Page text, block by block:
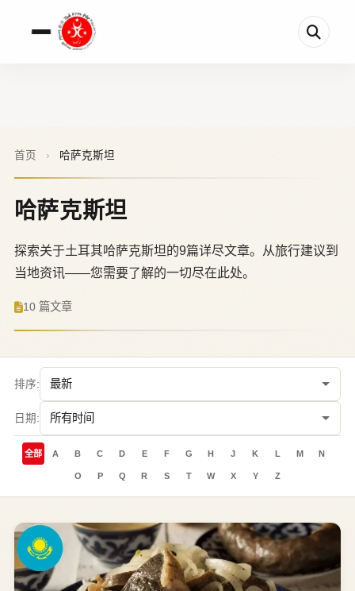
首页 › 哈萨克斯坦
哈萨克斯坦
探索关于土耳其哈萨克斯坦的9篇详尽文章。从旅行建议到
当地资讯——您需要了解的一切尽在此处。
10 篇文章
排序:
日期:
全部 A B C D E F G H J K L M N
O P Q R S T W X Y Z